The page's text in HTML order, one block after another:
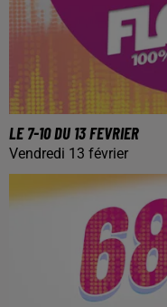
LE 7-10 DU 13 FEVRIER
Vendredi 13 février